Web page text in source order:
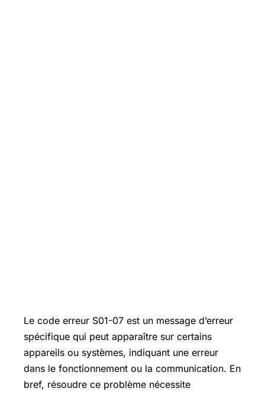
Le code erreur S01-07 est un message d’erreur
spécifique qui peut apparaître sur certains
appareils ou systèmes, indiquant une erreur
dans le fonctionnement ou la communication. En
bref, résoudre ce problème nécessite